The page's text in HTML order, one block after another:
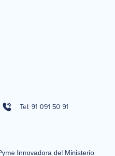
Tel: 91 091 50 91